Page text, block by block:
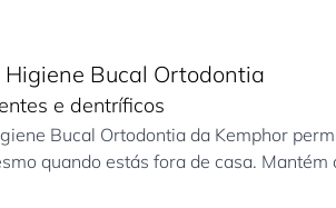
Higiene Bucal Ortodontia
e dentríficos
Bucal Ortodontia da Kemphor
quando estás fora de casa. Mantém